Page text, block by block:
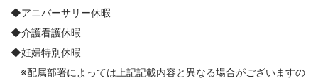
◆アニバーサリー休暇
◆介護看護休暇
◆妊婦特別休暇
※配属部署によっては上記記載内容と異なる場合がございますの